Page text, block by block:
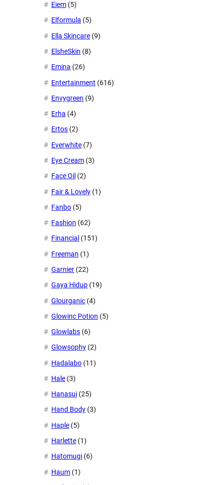
Eiem (5)
Elformula (5)
Ella Skincare (9)
ElsheSkin (8)
Emina (26)
Entertainment (616)
Envygreen (9)
Erha (4)
Ertos (2)
Everwhite (7)
Eye Cream (3)
Face Oil (2)
Fair & Lovely (1)
Fanbo (5)
Fashion (62)
Financial (151)
Freeman (1)
Garnier (22)
Gaya Hidup (19)
Glourganic (4)
Glowinc Potion (5)
Glowlabs (6)
Glowsophy (2)
Hadalabo (11)
Hale (3)
Hanasui (25)
Hand Body (3)
Haple (5)
Harlette (1)
Hatomugi (6)
Haum (1)